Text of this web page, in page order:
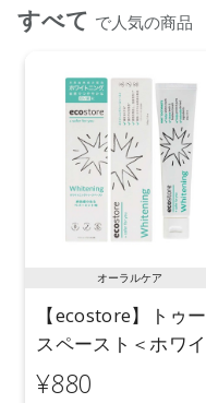
すべて で人気の商品
オーラルケア
【ecostore】トゥー
スペースト＜ホワイ
トニング＞ 100g
¥880